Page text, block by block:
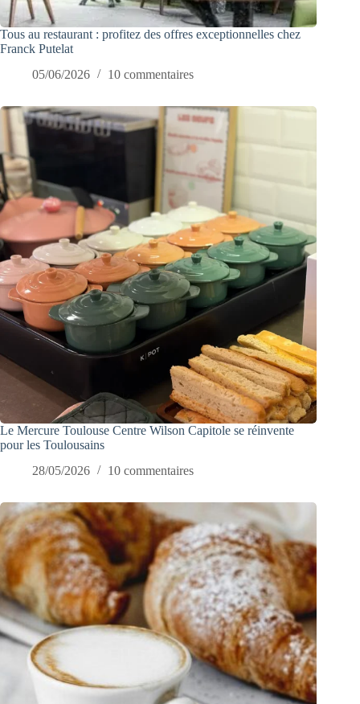
Tous au restaurant : profitez des offres exceptionnelles chez
Franck Putelat
05/06/2026
10 commentaires
Le Mercure Toulouse Centre Wilson Capitole se réinvente
pour les Toulousains
28/05/2026
10 commentaires